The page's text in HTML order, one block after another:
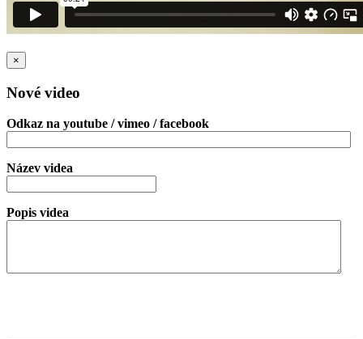
×
Nové video
Odkaz na youtube / vimeo / facebook
Název videa
Popis videa